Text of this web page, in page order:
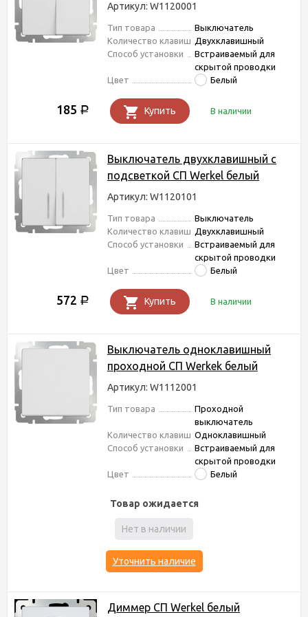
Артикул: W1120001
Тип товара
Выключатель
Количество клавиш Двухклавишный
Способ установки
Встраиваемый для
скрытой проводки
Цвет
Белый
185 Р Купить В наличии
Выключатель двухклавишный с
подсветкой СП Werkel белый
Артикул: W1120101
Тип товара
Выключатель
Количество клавиш Двухклавишный
Способ установки
Встраиваемый для
скрытой проводки
Цвет
Белый
572 Р Купить В наличии
Выключатель одноклавишный
проходной СП Werkek белый
Артикул: W1112001
Тип товара
Проходной
выключатель
Количество клавиш Одноклавишный
Способ установки
Встраиваемый для
скрытой проводки
Цвет
Белый
Товар ожидается
Нет в наличии
Уточнить наличие
Диммер СП Werkel белый